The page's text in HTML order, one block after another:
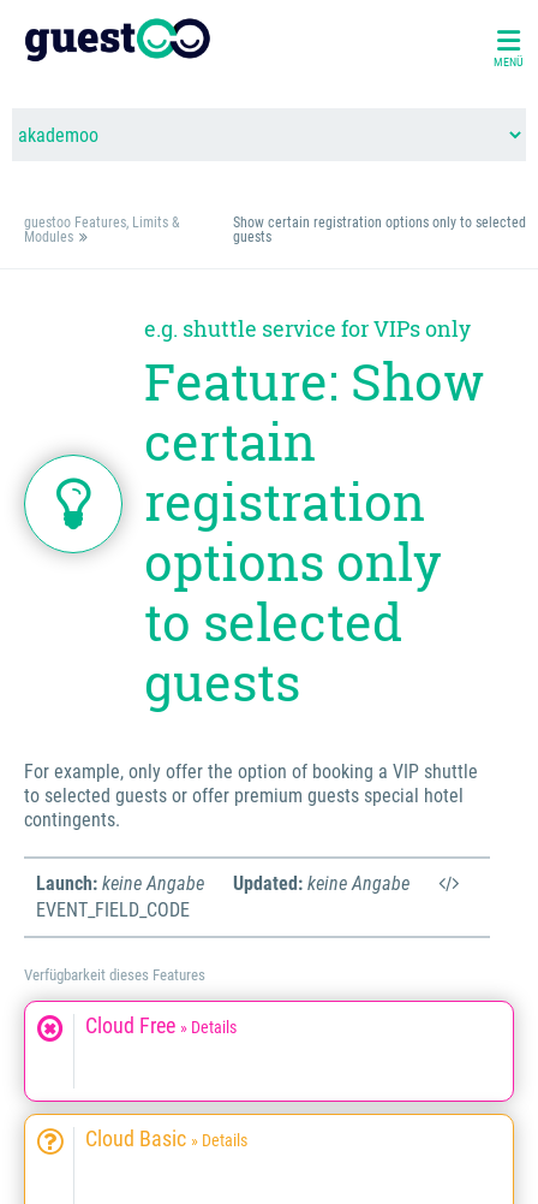
MENÜ
guestoo Features, Limits &
Modules
Show certain registration options only to selected
guests
e.g. shuttle service for VIPs only
Feature: Show
certain
registration
options only
to selected
guests
For example, only offer the option of booking a VIP shuttle
to selected guests or offer premium guests special hotel
contingents.
Launch: keine Angabe Updated: keine Angabe
EVENT_FIELD_CODE
Verfügbarkeit dieses Features
Cloud Free » Details
Cloud Basic » Details